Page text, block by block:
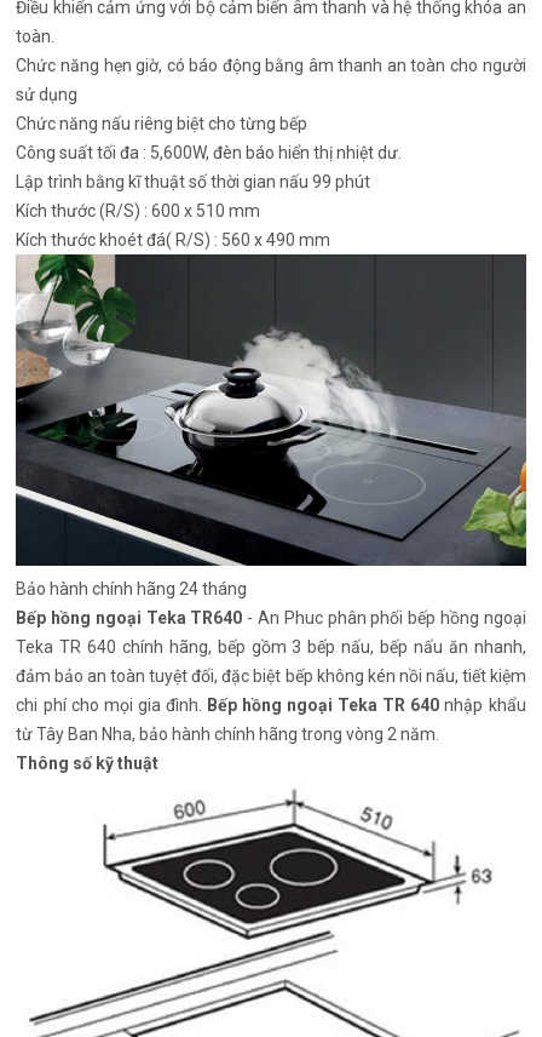
Điều khiển cảm ứng với bộ cảm biến âm thanh và hệ thống khóa an
toàn.
Chức năng hẹn giờ, có báo động bằng âm thanh an toàn cho người
sử dụng
Chức năng nấu riêng biệt cho từng bếp
Công suất tối đa : 5,600W, đèn báo hiển thị nhiệt dư.
Lập trình bằng kĩ thuật số thời gian nấu 99 phút
Kích thước (R/S) : 600 x 510 mm
Kích thước khoét đá( R/S) : 560 x 490 mm
Bảo hành chính hãng 24 tháng
Bếp hồng ngoại Teka TR640 - An Phuc phân phối bếp hồng ngoại
Teka TR 640 chính hãng, bếp gồm 3 bếp nấu, bếp nấu ăn nhanh,
đảm bảo an toàn tuyệt đối, đặc biệt bếp không kén nồi nấu, tiết kiệm
chi phí cho mọi gia đình.
Bếp hồng ngoại Teka TR 640 nhập khẩu
từ Tây Ban Nha, bảo hành chính hãng trong vòng 2 năm.
Thông số kỹ thuật